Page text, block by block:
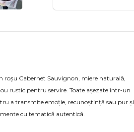
roșu Cabernet Sauvignon, miere naturală,
rustic pentru servire. Toate așezate într-un
a transmite emoție, recunoștință sau pur și
cu tematică autentică.